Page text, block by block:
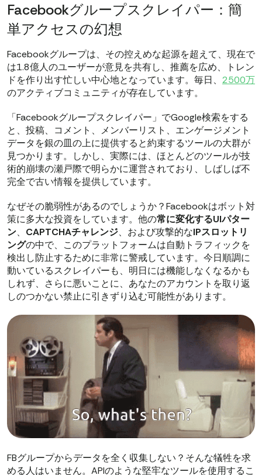
Facebookグループスクレイパー：簡
単アクセスの幻想
Facebookグループは、その控えめな起源を超えて、現在で
は1.8億人のユーザーが意見を共有し、推薦を広め、トレン
ドを作り出す忙しい中心地となっています。毎日、 2500万
のアクティブコミュニティが存在しています。
「Facebookグループスクレイパー」でGoogle検索をする
と、投稿、コメント、メンバーリスト、エンゲージメント
データを銀の皿の上に提供すると約束するツールの大群が
見つかります。しかし、実際には、ほとんどのツールが技
術的崩壊の瀬戸際で明らかに運営されており、しばしば不
完全で古い情報を提供しています。
なぜその脆弱性があるのでしょうか？Facebookはボット対
策に多大な投資をしています。他の常に変化するUIパター
ン、 CAPTCHAチャレンジ、および攻撃的なIPスロットリ
ングの中で、このプラットフォームは自動トラフィックを
検出し防止するために非常に警戒しています。今日順調に
動いているスクレイパーも、明日には機能しなくなるかも
しれず、さらに悪いことに、あなたのアカウントを取り返
しのつかない禁止に引きずり込む可能性があります。
FBグループからデータを全く収集しない？そんな犠牲を求
める人はいません。APIのような堅牢なツールを使用するこ